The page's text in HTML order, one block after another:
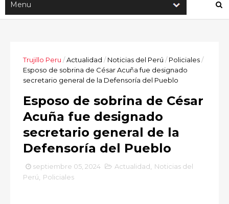
Trujillo Peru /Actualidad / Noticias del Perú / Policiales/
Esposo de sobrina de César Acuña fue designado
secretario general de la Defensoría del Pueblo
Esposo de sobrina de César
Acuña fue designado
secretario general de la
Defensoría del Pueblo
septiembre 05, 2024 Actualidad
Noticias del
Perú
Policiales